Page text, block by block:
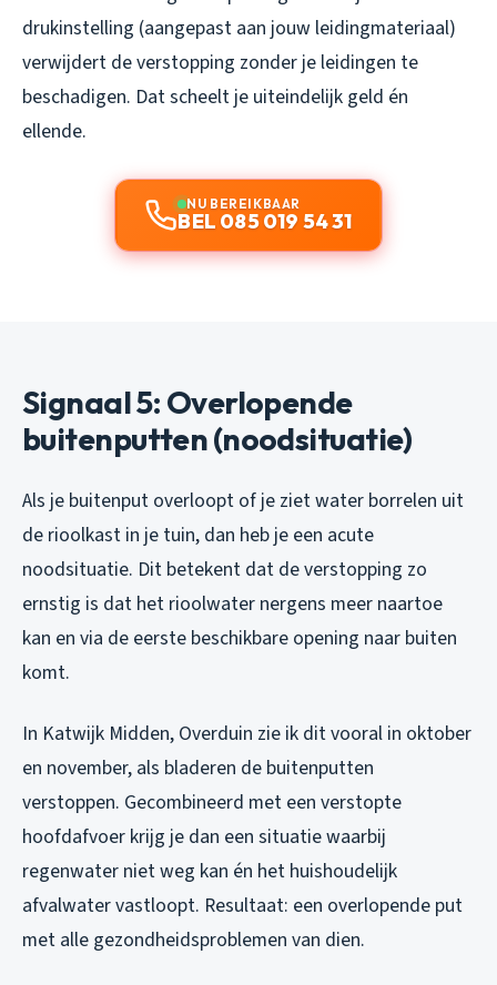
drukinstelling (aangepast aan jouw leidingmateriaal)
verwijdert de verstopping zonder je leidingen te
beschadigen. Dat scheelt je uiteindelijk geld én
ellende.
NU BEREIKBAAR
BEL 085 019 54 31
Signaal 5: Overlopende
buitenputten (noodsituatie)
Als je buitenput overloopt of je ziet water borrelen uit
de rioolkast in je tuin, dan heb je een acute
noodsituatie. Dit betekent dat de verstopping zo
ernstig is dat het rioolwater nergens meer naartoe
kan en via de eerste beschikbare opening naar buiten
komt.
In Katwijk Midden, Overduin zie ik dit vooral in oktober
en november, als bladeren de buitenputten
verstoppen. Gecombineerd met een verstopte
hoofdafvoer krijg je dan een situatie waarbij
regenwater niet weg kan én het huishoudelijk
afvalwater vastloopt. Resultaat: een overlopende put
met alle gezondheidsproblemen van dien.